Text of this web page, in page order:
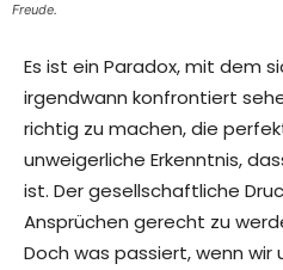
Freude.
Es ist ein Paradox, mit dem
irgendwann konfrontiert
richtig zu machen, die
unweigerliche Erkenntnis,
ist. Der gesellschaftliche
Ansprüchen gerecht zu
Doch was passiert, wenn wir